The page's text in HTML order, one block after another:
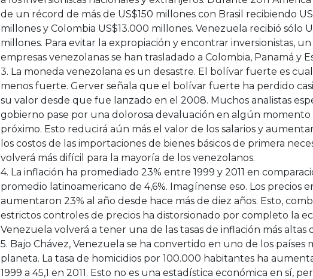
de un récord de más de US$150 millones con Brasil recibiendo
millones y Colombia US$13.000 millones. Venezuela recibió sólo
millones. Para evitar la expropiación y encontrar inversionistas,
empresas venezolanas se han trasladado a Colombia, Panamá y
3. La moneda venezolana es un desastre. El bolívar fuerte es
menos fuerte. Gerver señala que el bolívar fuerte ha perdido
su valor desde que fue lanzado en el 2008. Muchos analistas
gobierno pase por una dolorosa devaluación en algún momento
próximo. Esto reducirá aún más el valor de los salarios y
los costos de las importaciones de bienes básicos de primera
volverá más difícil para la mayoría de los venezolanos.
4. La inflación ha promediado 23% entre 1999 y 2011 en
promedio latinoamericano de 4,6%. Imagínense eso. Los precios
aumentaron 23% al año desde hace más de diez años. Esto,
estrictos controles de precios ha distorsionado por completo la
Venezuela volverá a tener una de las tasas de inflación más altas
5. Bajo Chávez, Venezuela se ha convertido en uno de los países
planeta. La tasa de homicidios por 100.000 habitantes ha
1999 a 45,1 en 2011. Esto no es una estadística económica en sí,